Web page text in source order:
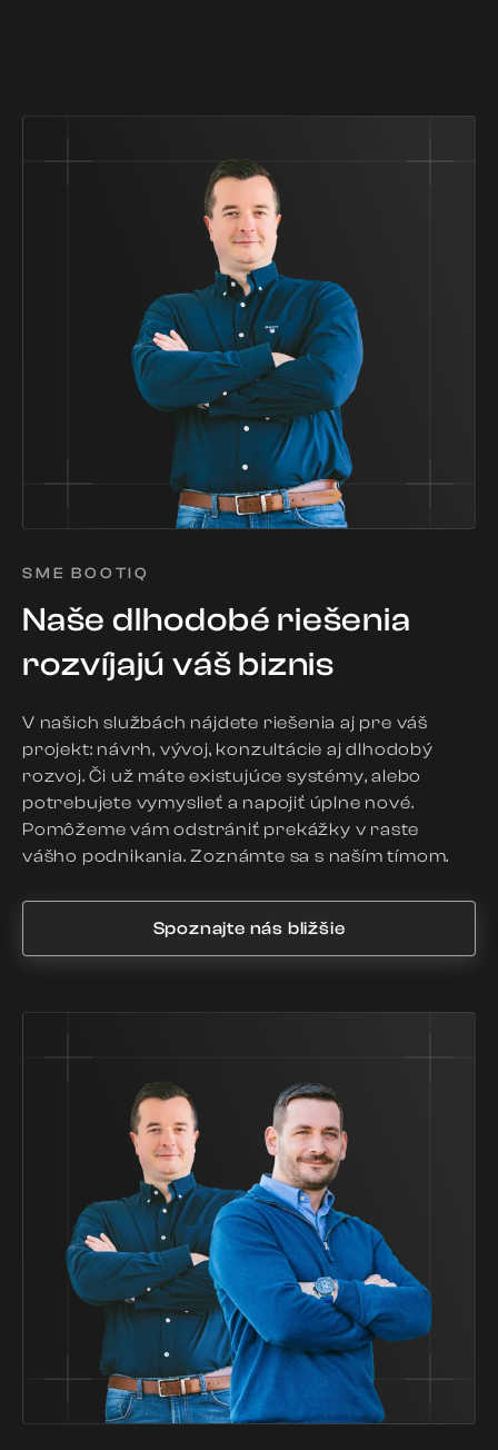
SME BOOTIQ
Naše dlhodobé riešenia
rozvíjajú váš biznis
V našich službách nájdete riešenia aj pre váš
projekt: návrh, vývoj, konzultácie aj dlhodobý
rozvoj. Či už máte existujúce systémy, alebo
potrebujete vymyslieť a napojiť úplne nové.
Pomôžeme vám odstrániť prekážky v raste
vášho podnikania. Zoznámte sa s naším tímom.
Spoznajte nás bližšie